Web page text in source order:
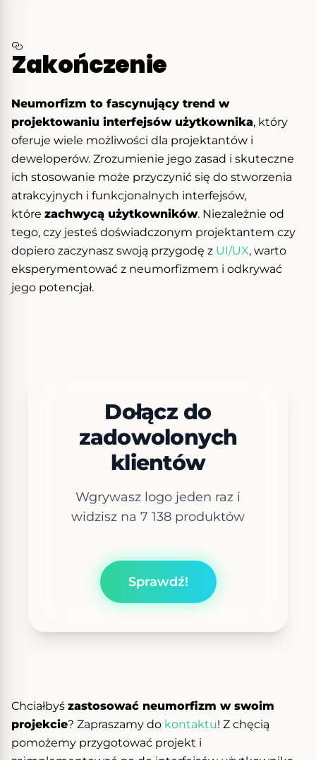
Zakończenie
Neumorfizm to fascynujący trend w
projektowaniu interfejsów użytkownika, który
oferuje wiele możliwości dla projektantów i
deweloperów. Zrozumienie jego zasad i skuteczne
ich stosowanie może przyczynić się do stworzenia
atrakcyjnych i funkcjonalnych interfejsów,
które zachwycą użytkowników. Niezależnie od
tego, czy jesteś doświadczonym projektantem czy
dopiero zaczynasz swoją przygodę z UI/UX, warto
eksperymentować z neumorfizmem i odkrywać
jego potencjał.
Dołącz do
zadowolonych
klientów
Wgrywasz logo jeden raz i
widzisz na 7 138 produktów
Sprawdź!
Chciałbyś zastosować neumorfizm w swoim
projekcie? Zapraszamy do kontaktu! Z chęcią
pomożemy przygotować projekt i